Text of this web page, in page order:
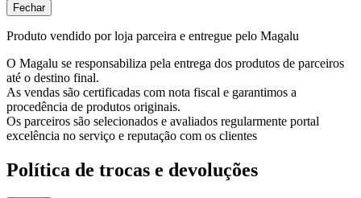
Fechar
Produto vendido por loja parceira e entregue pelo Magalu
O Magalu se responsabiliza pela entrega dos produtos de parceiros
até o destino final.
As vendas são certificadas com nota fiscal e garantimos a
procedência de produtos originais.
Os parceiros são selecionados e avaliados regularmente portal
excelência no serviço e reputação com os clientes
Política de trocas e devoluções